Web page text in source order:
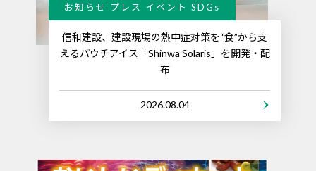
お知らせ プレス イベント SDGs
信和建設、建設現場の熱中症対策を“食”から支
えるパウチアイス「Shinwa Solaris」を開発・配
布
2026.08.04